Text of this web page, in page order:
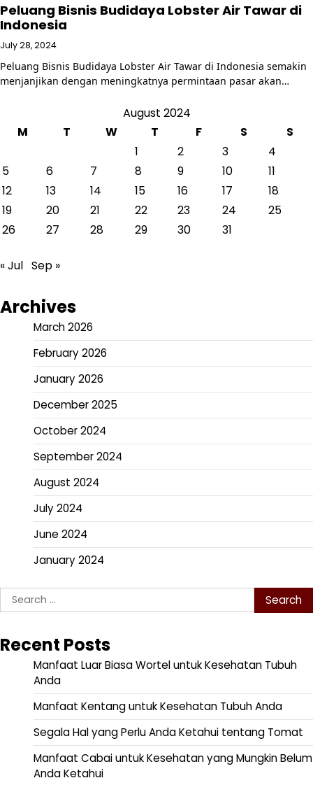
Peluang Bisnis Budidaya Lobster Air Tawar di
Indonesia
July 28, 2024
Peluang Bisnis Budidaya Lobster Air Tawar di Indonesia semakin
menjanjikan dengan meningkatnya permintaan pasar akan…
August 2024
M
T W T F S
S
1
2 3
4
5
6 7 8 9 10
11
12
13 14 15 16 17
18
19
20 21 22 23 24
25
26
27 28 29 30 31
« Jul Sep »
Archives
March 2026
February 2026
January 2026
December 2025
October 2024
September 2024
August 2024
July 2024
June 2024
January 2024
Search
for:
Recent Posts
Manfaat Luar Biasa Wortel untuk Kesehatan Tubuh
Anda
Manfaat Kentang untuk Kesehatan Tubuh Anda
Segala Hal yang Perlu Anda Ketahui tentang Tomat
Manfaat Cabai untuk Kesehatan yang Mungkin Belum
Anda Ketahui